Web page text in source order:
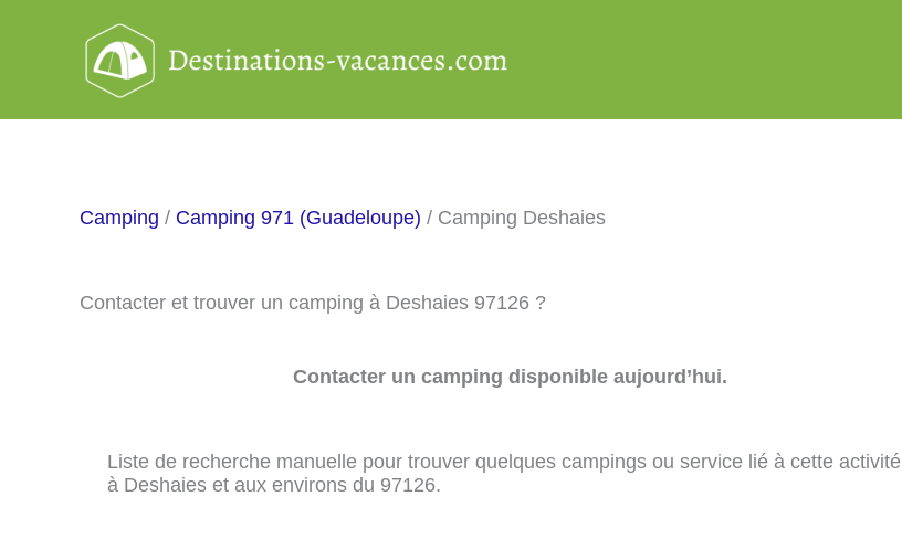
Camping / Camping 971 (Guadeloupe) / Camping Deshaies
Contacter et trouver un camping à Deshaies 97126 ?
Contacter un camping disponible aujourd’hui.
Liste de recherche manuelle pour trouver quelques campings ou service lié à cette activité
à Deshaies et aux environs du 97126.